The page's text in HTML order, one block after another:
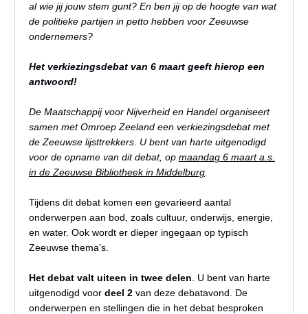
al wie jij jouw stem gunt? En ben jij op de hoogte van wat
de politieke partijen in petto hebben voor Zeeuwse
ondernemers?
Het verkiezingsdebat van 6 maart geeft hierop een
antwoord!
De Maatschappij voor Nijverheid en Handel organiseert
samen met Omroep Zeeland een verkiezingsdebat met
de Zeeuwse lijsttrekkers. U bent van harte uitgenodigd
voor de opname van dit debat, op maandag 6 maart a.s.
in de Zeeuwse Bibliotheek in Middelburg
Tijdens dit debat komen een gevarieerd aantal
onderwerpen aan bod, zoals cultuur, onderwijs, energie,
en water. Ook wordt er dieper ingegaan op typisch
Zeeuwse thema’s.
Het debat valt uiteen in twee delen . U bent van harte
uitgenodigd voor deel 2 van deze debatavond. De
onderwerpen en stellingen die in het debat besproken